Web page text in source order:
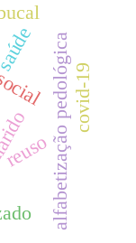
alfabetização pedológicacovid-19
saúde
reuso